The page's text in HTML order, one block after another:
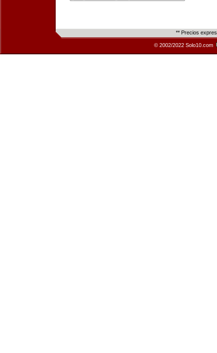
** Precios
© 2002/2022 Solo10.com